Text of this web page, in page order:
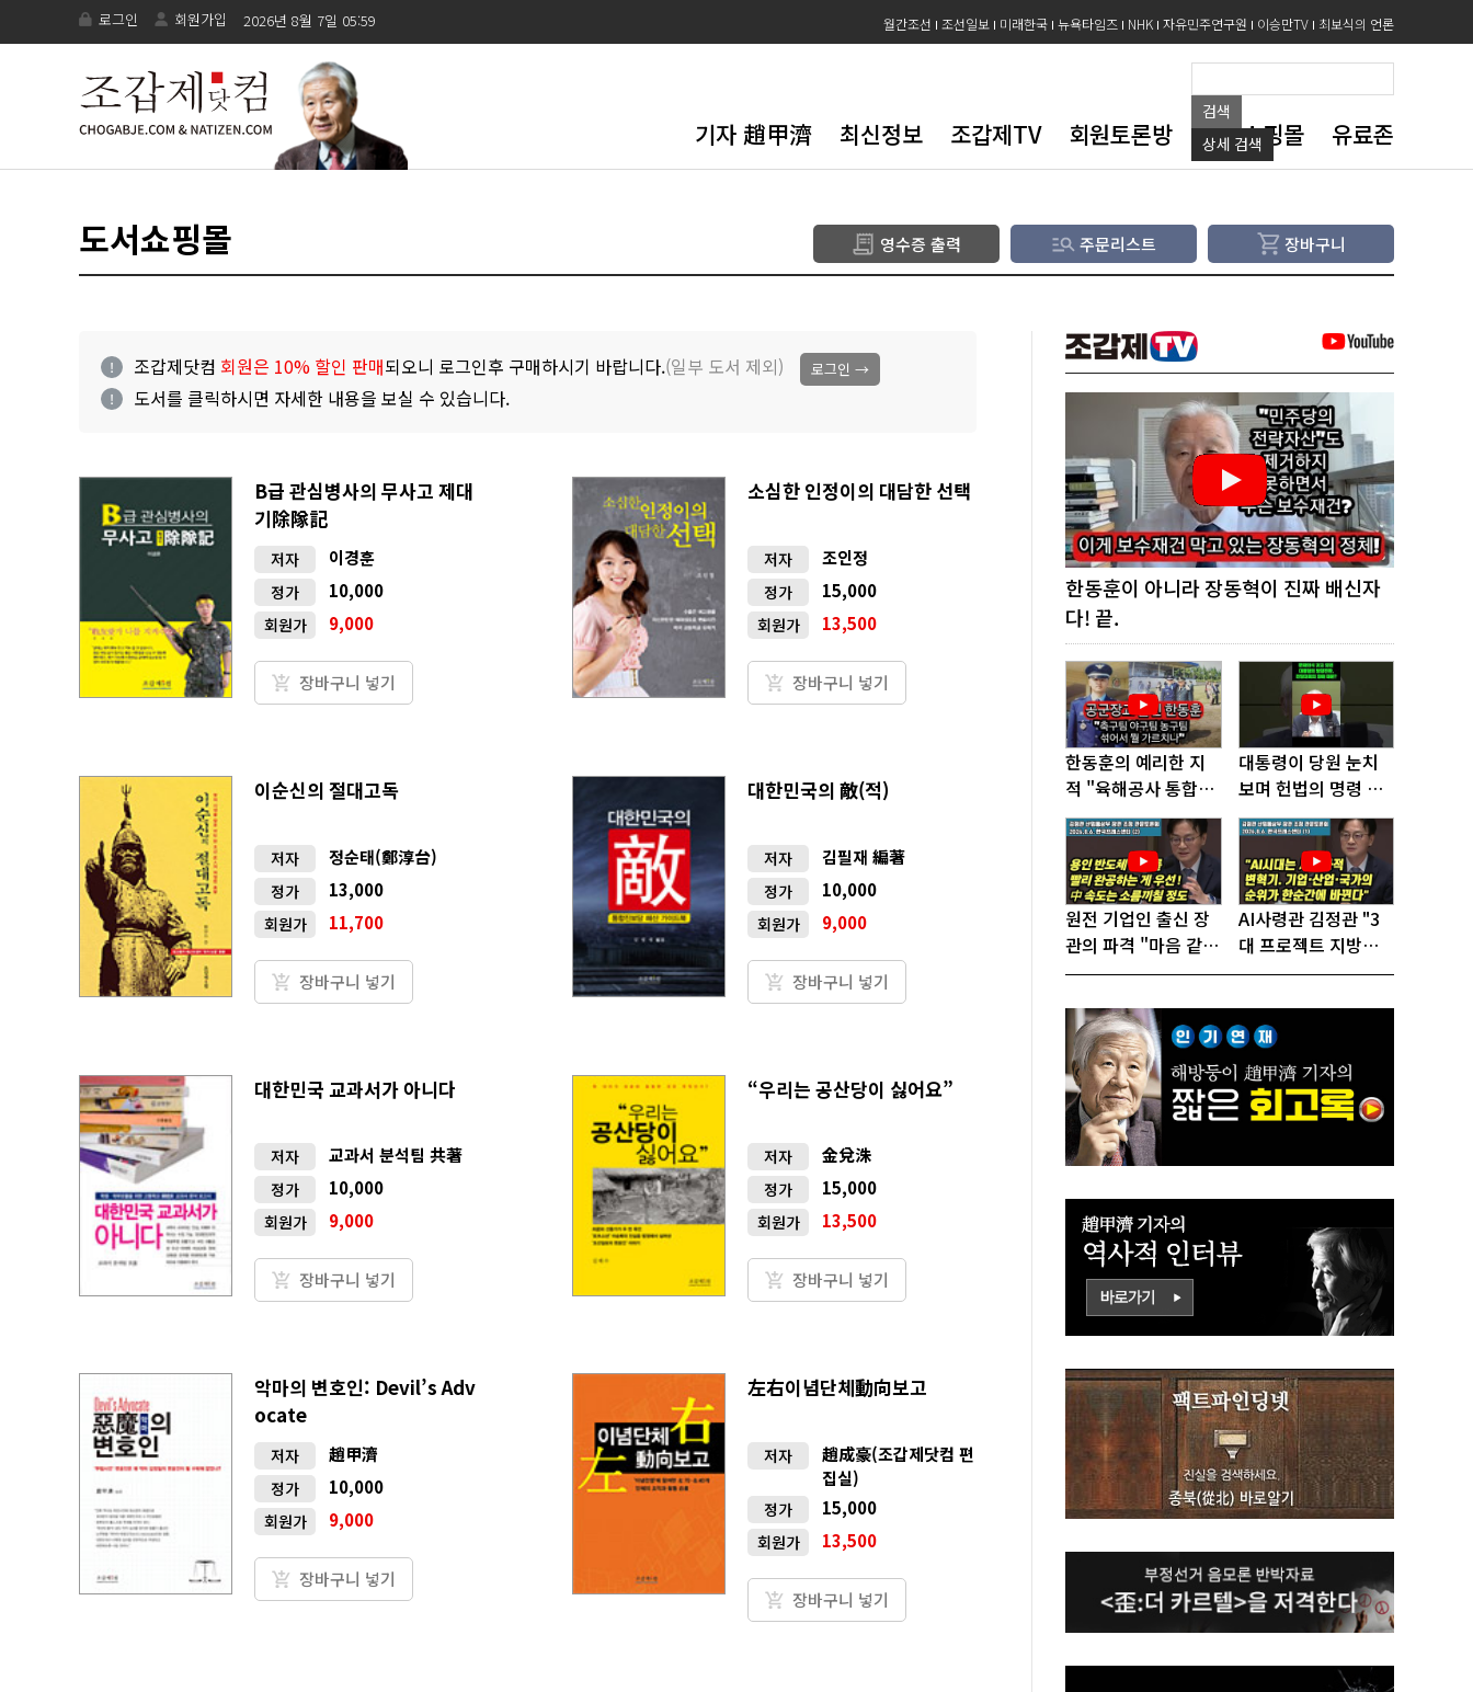
로그인 회원가입 2026년 8월 7일 05:59 월간조선 조선일보 미래한국 뉴욕타임즈 NHK 자유민주연구원 이승만TV 최보식의 언론
검색
상세 검색
기자 趙甲濟 최신정보 조갑제TV 회원토론방 도서쇼핑몰 유료존
도서쇼핑몰 영수증 출력 주문리스트 장바구니
조갑제닷컴 회원은 10% 할인 판매되오니 로그인후 구매하시기 바랍니다.(일부 도서 제외)
도서를 클릭하시면 자세한 내용을 보실 수 있습니다.
로그인 →
B급 관심병사의 무사고 제대
기除隊記
저자 이경훈
정가 10,000
회원가 9,000
장바구니 넣기
소심한 인정이의 대담한 선택
저자 조인정
정가 15,000
회원가 13,500
장바구니 넣기
이순신의 절대고독
저자 정순태(鄭淳台)
정가 13,000
회원가 11,700
장바구니 넣기
대한민국의 敵(적)
저자 김필재 編著
정가 10,000
회원가 9,000
장바구니 넣기
대한민국 교과서가 아니다
저자 교과서 분석팀 共著
정가 10,000
회원가 9,000
장바구니 넣기
“우리는 공산당이 싫어요”
저자 金兌洙
정가 15,000
회원가 13,500
장바구니 넣기
악마의 변호인: Devil’s Adv
ocate
저자 趙甲濟
정가 10,000
회원가 9,000
장바구니 넣기
左右이념단체動向보고
저자
趙成豪(조갑제닷컴 편
집실)
정가 15,000
회원가 13,500
장바구니 넣기
한동훈이 아니라 장동혁이 진짜 배신자
다! 끝.
한동훈의 예리한 지
적 "육해공사 통합하
면 쿠데타 쉬워진다"
대통령이 당원 눈치
보며 헌법의 명령 거
부, 발목 잡혔다!
원전 기업인 출신 장
관의 파격 "마음 같아
서는 수도권에 원전
AI사령관 김정관 "3
대 프로젝트 지방투
자는 국가생존을 건